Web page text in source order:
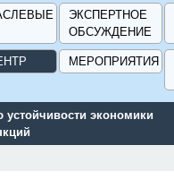
ЭКСПЕРТНОЕ
ОБСУЖДЕНИЕ
МЕРОПРИЯТИЯ
экономики